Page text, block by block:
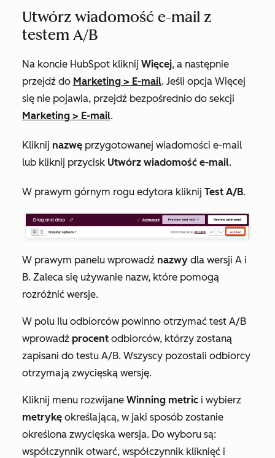
Utwórz wiadomość e-mail z
testem A/B
Na koncie HubSpot kliknij Więcej, a następnie
przejdź do Marketing > E-mail. Jeśli opcja Więcej
się nie pojawia, przejdź bezpośrednio do sekcji
Marketing > E-mail.
Kliknij nazwę przygotowanej wiadomości e-mail
lub kliknij przycisk Utwórz wiadomość e-mail.
W prawym górnym rogu edytora kliknij Test A/B.
W prawym panelu wprowadź nazwy dla wersji A i
B. Zaleca się używanie nazw, które pomogą
rozróżnić wersje.
W polu Ilu odbiorców powinno otrzymać test A/B
wprowadź procent odbiorców, którzy zostaną
zapisani do testu A/B. Wszyscy pozostali odbiorcy
otrzymają zwycięską wersję.
Kliknij menu rozwijane Winning metric i wybierz
metrykę określającą, w jaki sposób zostanie
określona zwycięska wersja. Do wyboru są:
współczynnik otwarć, współczynnik kliknięć i